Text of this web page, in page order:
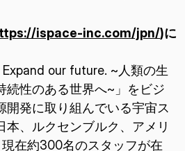
ispace-inc.com/jpn/)に
Expand our future. ~人類の生
続性のある世界へ~」をビジ
開発に取り組んでいる宇宙ス
本、ルクセンブルク、アメリ
在約300名のスタッフが在